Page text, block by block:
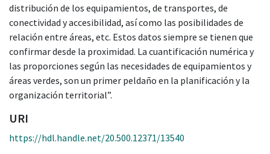
distribución de los equipamientos, de transportes, de
conectividad y accesibilidad, así como las posibilidades de
relación entre áreas, etc. Estos datos siempre se tienen que
confirmar desde la proximidad. La cuantificación numérica y
las proporciones según las necesidades de equipamientos y
áreas verdes, son un primer peldaño en la planificación y la
organización territorial”.
URI
https://hdl.handle.net/20.500.12371/13540